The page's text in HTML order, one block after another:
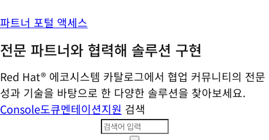
파트너 포털 액세스
전문 파트너와 협력해 솔루션 구현
Red Hat® 에코시스템 카탈로그에서 협업 커뮤니티의 전문
성과 기술을 바탕으로 한 다양한 솔루션을 찾아보세요.
Console도큐멘테이션지원 검색